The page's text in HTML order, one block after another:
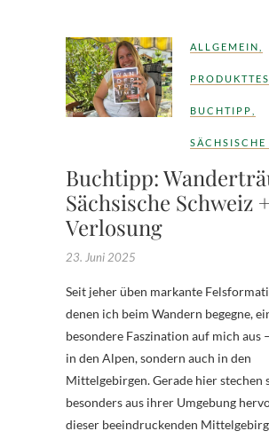
ALLGEMEIN
BUCHTIPP
Buchtipp:
Sächsische Schweiz +
Verlosung
23. Juni 2025
Seit jeher üben markante
denen ich beim Wandern begegne,
besondere Faszination auf mich aus
in den Alpen, sondern auch in den
Mittelgebirgen. Gerade hier stechen
besonders aus ihrer Umgebung
dieser beeindruckenden